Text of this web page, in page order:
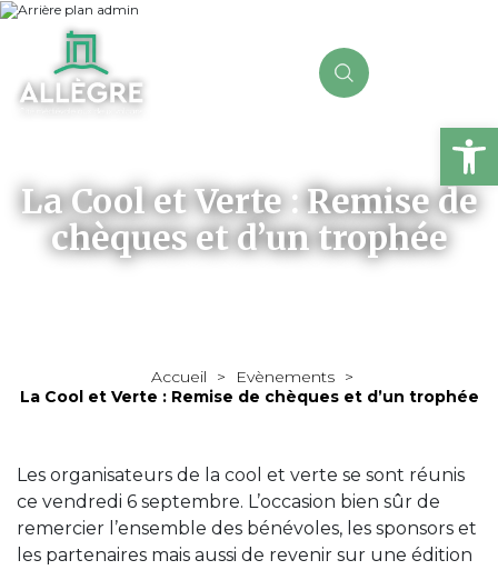
La Cool et Verte : Remise de
chèques et d’un trophée
Accueil > Evènements >
La Cool et Verte : Remise de chèques et d’un trophée
Les organisateurs de la cool et verte se sont réunis
ce vendredi 6 septembre. L’occasion bien sûr de
remercier l’ensemble des bénévoles, les sponsors et
les partenaires mais aussi de revenir sur une édition